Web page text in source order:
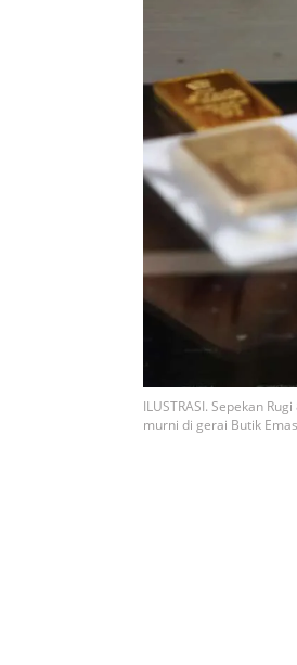
ILUSTRASI. Sepekan
murni di gerai Butik